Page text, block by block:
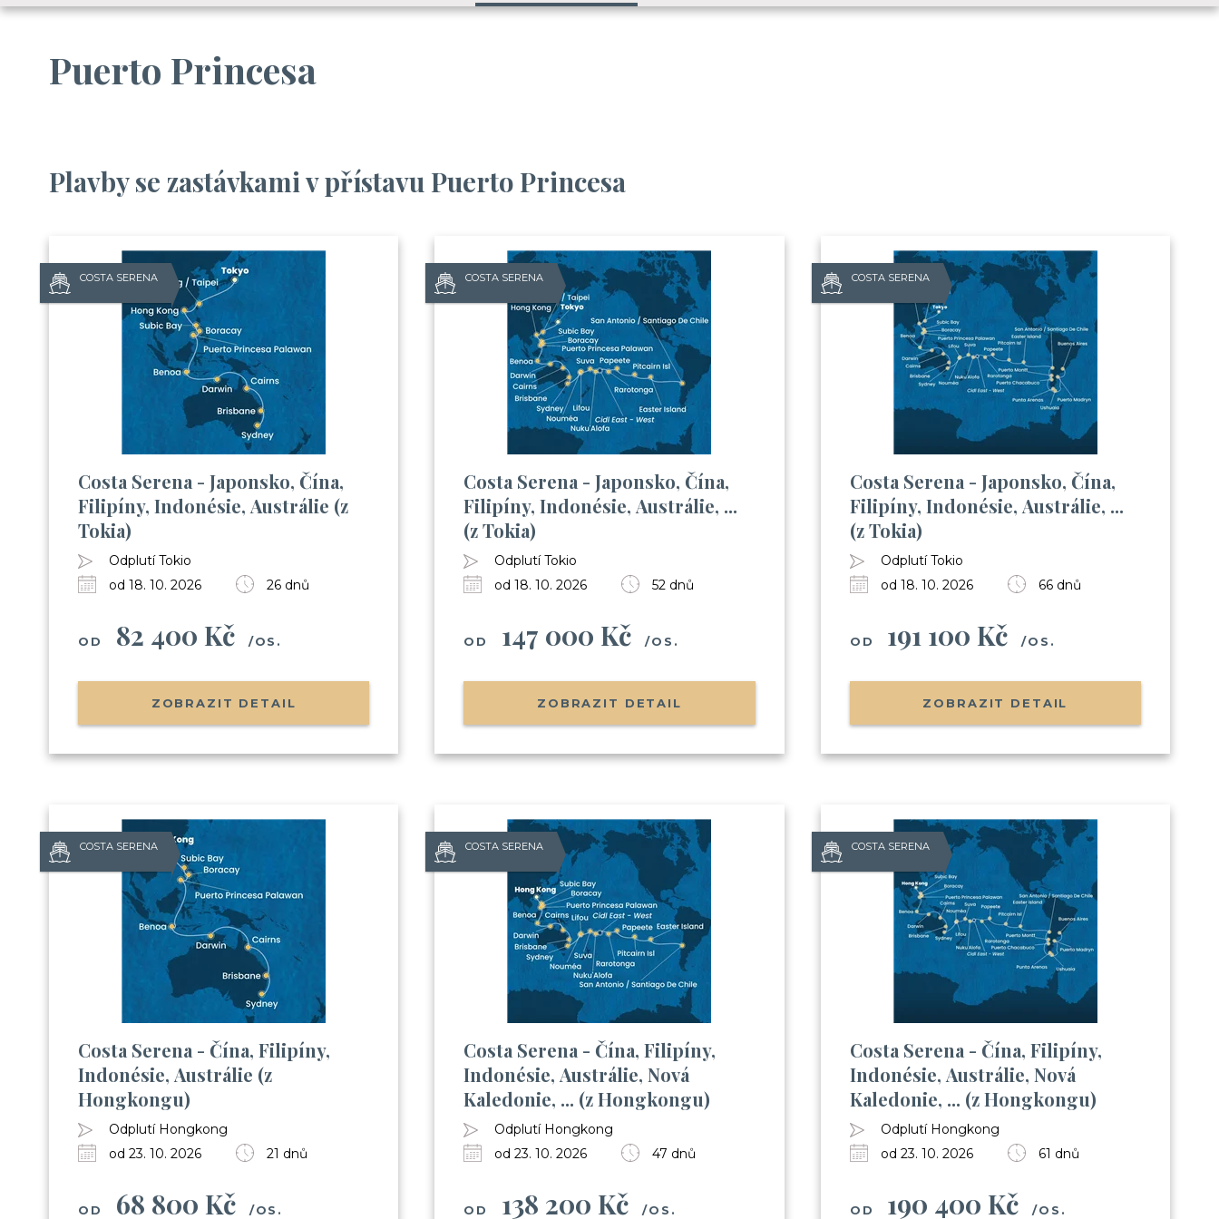
Puerto Princesa
Plavby se zastávkami v přístavu Puerto Princesa
COSTA SERENA
Costa Serena - Japonsko, Čína,
Filipíny, Indonésie, Austrálie (z
Tokia)
Odplutí Tokio
od 18. 10. 2026
26 dnů
OD 82 400 Kč /OS.
ZOBRAZIT DETAIL
COSTA SERENA
Costa Serena - Japonsko, Čína,
Filipíny, Indonésie, Austrálie, ...
(z Tokia)
Odplutí Tokio
od 18. 10. 2026
52 dnů
OD 147 000 Kč /OS.
ZOBRAZIT DETAIL
COSTA SERENA
Costa Serena - Japonsko, Čína,
Filipíny, Indonésie, Austrálie, ...
(z Tokia)
Odplutí Tokio
od 18. 10. 2026
66 dnů
OD 191 100 Kč /OS.
ZOBRAZIT DETAIL
COSTA SERENA
Costa Serena - Čína, Filipíny,
Indonésie, Austrálie (z
Hongkongu)
Odplutí Hongkong
od 23. 10. 2026
21 dnů
OD 68 800 Kč /OS.
COSTA SERENA
Costa Serena - Čína, Filipíny,
Indonésie, Austrálie, Nová
Kaledonie, ... (z Hongkongu)
Odplutí Hongkong
od 23. 10. 2026
47 dnů
OD 138 200 Kč /OS.
COSTA SERENA
Costa Serena - Čína, Filipíny,
Indonésie, Austrálie, Nová
Kaledonie, ... (z Hongkongu)
Odplutí Hongkong
od 23. 10. 2026
61 dnů
OD 190 400 Kč /OS.
Už odcházíte?
Zanechte nám svůj email.
Zůstaneme v kontaktu a získáte:
Balíček videí, kde Vás seznámíme s cestováním na výletní lodi
(nalodění, jak je to s jídlem, pitím, zábavou apod.)
Informace o Skupinových plavbách
Pozvánky na klubové akce Cruise Club
Možnost soutěžit o plavby zdarma